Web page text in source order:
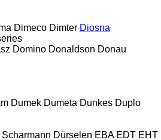
Dimeco Dimter Diosna
Domino Donaldson Donau
Dumek Dumeta Dunkes Duplo
Scharmann Dürselen EBA EDT EHT